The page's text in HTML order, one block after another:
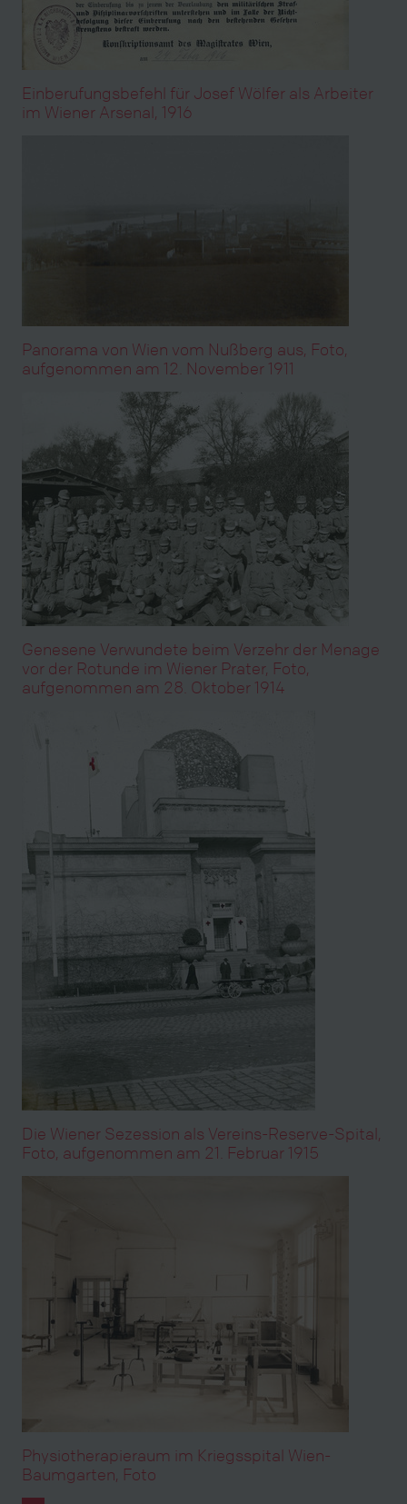
Einberufungsbefehl für Josef Wölfer als Arbeiter
im Wiener Arsenal, 1916
Panorama von Wien vom Nußberg aus, Foto,
aufgenommen am 12. November 1911
Genesene Verwundete beim Verzehr der Menage
vor der Rotunde im Wiener Prater, Foto,
aufgenommen am 28. Oktober 1914
Die Wiener Sezession als Vereins-Reserve-Spital,
Foto, aufgenommen am 21. Februar 1915
Physiotherapieraum im Kriegsspital Wien-
Baumgarten, Foto